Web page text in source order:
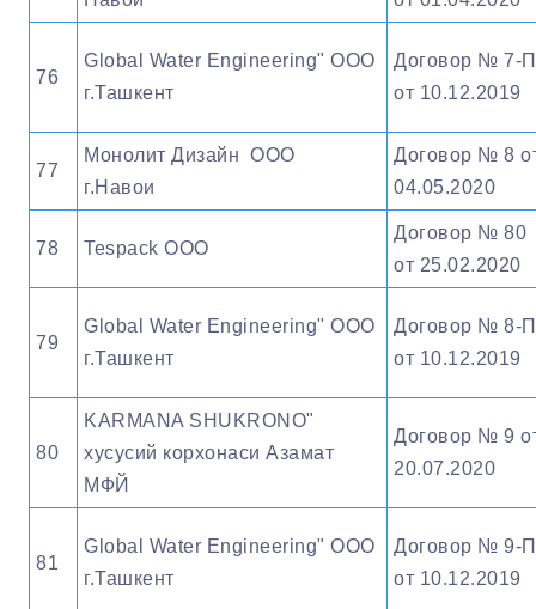
76
Global Water Engineering" OOO
г.Ташкент
Договор № 7-П
от 10.12.2019
77
Монолит Дизайн ООО
г.Навои
Договор № 8
04.05.2020
78 Tespack OOO
Договор № 80
от 25.02.2020
79
Global Water Engineering" OOO
г.Ташкент
Договор № 8-П
от 10.12.2019
80
KARMANA SHUKRONO"
хусусий корхонаси Азамат
МФЙ
Договор № 9
20.07.2020
81
Global Water Engineering" OOO
г.Ташкент
Договор № 9-П
от 10.12.2019